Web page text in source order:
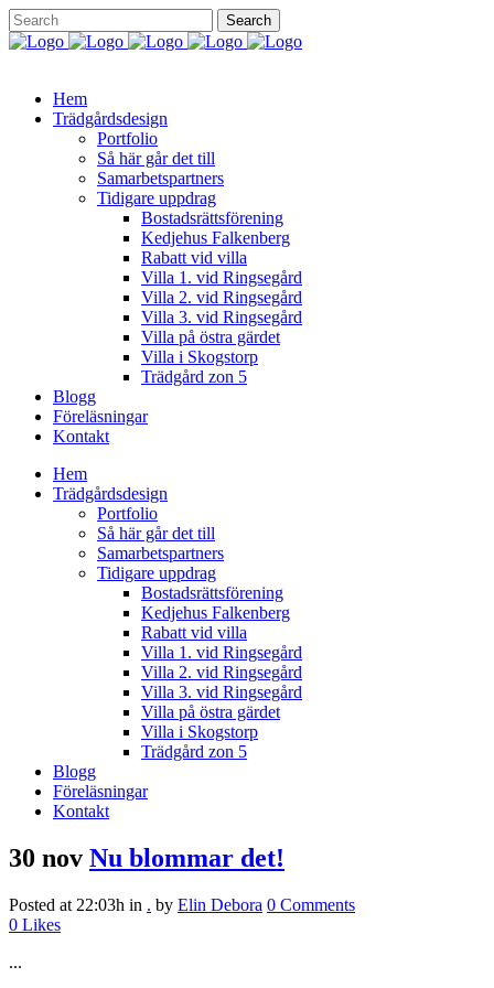
Hem
Trädgårdsdesign
Portfolio
Så här går det till
Samarbetspartners
Tidigare uppdrag
Bostadsrättsförening
Kedjehus Falkenberg
Rabatt vid villa
Villa 1. vid Ringsegård
Villa 2. vid Ringsegård
Villa 3. vid Ringsegård
Villa på östra gärdet
Villa i Skogstorp
Trädgård zon 5
Blogg
Föreläsningar
Kontakt
Hem
Trädgårdsdesign
Portfolio
Så här går det till
Samarbetspartners
Tidigare uppdrag
Bostadsrättsförening
Kedjehus Falkenberg
Rabatt vid villa
Villa 1. vid Ringsegård
Villa 2. vid Ringsegård
Villa 3. vid Ringsegård
Villa på östra gärdet
Villa i Skogstorp
Trädgård zon 5
Blogg
Föreläsningar
Kontakt
30 nov Nu blommar det!
Posted at 22:03h in . by Elin Debora 0 Comments
0 Likes
...